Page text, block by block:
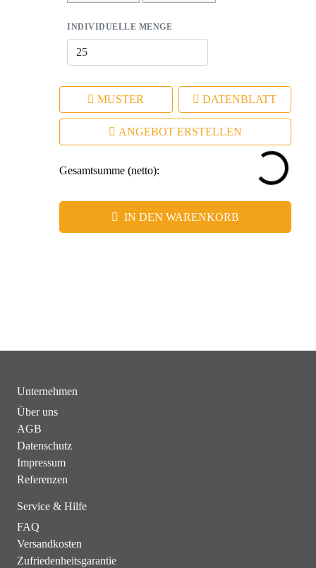
INDIVIDUELLE MENGE
MUSTER DATENBLATT
ANGEBOT ERSTELLEN
Gesamtsumme (netto):
IN DEN WARENKORB
Unternehmen
Über uns
AGB
Datenschutz
Impressum
Referenzen
Service & Hilfe
FAQ
Versandkosten
Zufriedenheitsgarantie